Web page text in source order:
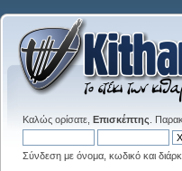
Καλώς ορίσατε, Επισκέπτης .
Σύνδεση με όνομα, κωδικό και